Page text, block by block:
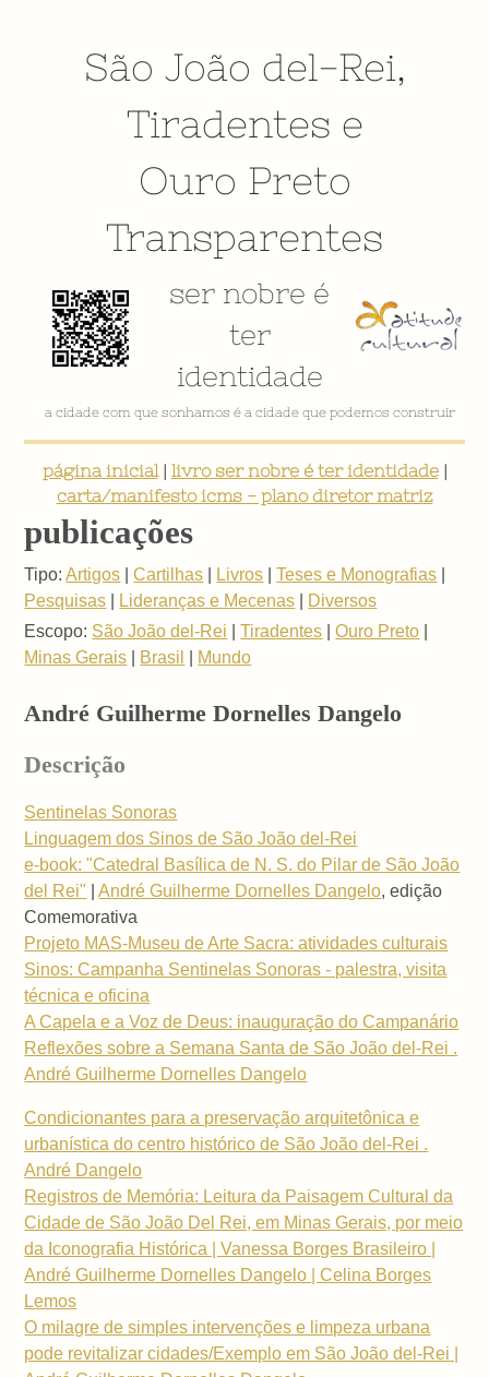
São João del-Rei,
Tiradentes e
Ouro Preto
Transparentes
ser nobre é
ter
identidade
VÍDEO INSTITUCIONAL
página inicial| livro ser nobre é ter identidade|
carta/manifesto icms - plano diretor matriz
publicações
Tipo: Artigos |Cartilhas Livros |Teses e Monografias
Pesquisas
Lideranças e Mecenas
Diversos
Escopo: São João del-Rei |Tiradentes |Ouro Preto
Minas Gerais
Brasil Mundo
André Guilherme Dornelles Dangelo
Descrição
Sentinelas Sonoras
Linguagem dos Sinos de São João del-Rei
e-book: "Catedral Basílica de N. S. do Pilar de São João
del Rei" |André Guilherme Dornelles Dangelo, edição
Comemorativa
Projeto MAS-Museu de Arte Sacra: atividades culturais
Sinos: Campanha Sentinelas Sonoras - palestra, visita
técnica e oficina
A Capela e a Voz de Deus: inauguração do Campanário
Reflexões sobre a Semana Santa de São João del-Rei .
André Guilherme Dornelles Dangelo
Condicionantes para a preservação arquitetônica e
urbanística do centro histórico de São João del-Rei .
André Dangelo
Registros de Memória: Leitura da Paisagem Cultural da
Cidade de São João Del Rei, em Minas Gerais, por meio
da Iconografia Histórica | Vanessa Borges Brasileiro |
André Guilherme Dornelles Dangelo | Celina Borges
Lemos
O milagre de simples intervenções e limpeza urbana
pode revitalizar cidades/Exemplo em São João del-Rei |